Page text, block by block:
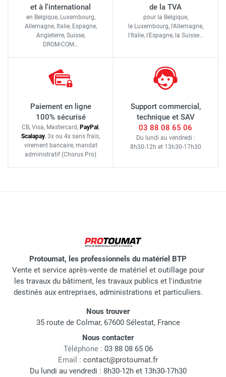
et à l'international
en Belgique, Luxembourg,
Allemagne, Italie, Espagne,
Angleterre, Suisse,
DROM-COM…
de la TVA
pour la Belgique,
le Luxembourg, l'Allemagne,
l'Italie, l'Espagne, la Suisse…
Paiement en ligne
100% sécurisé
CB, Visa, Mastercard, PayPal ,
Scalapay, 3x ou 4x sans frais,
virement bancaire, mandat
administratif (Chorus Pro)
Support commercial,
technique et SAV
03 88 08 65 06
Du lundi au vendredi :
8h30-12h et 13h30-17h30
Protoumat, les professionnels du matériel BTP
Vente et service après-vente de matériel et outillage pour
les travaux du bâtiment, les travaux publics et l'industrie
destinés aux entreprises, administrations et particuliers.
Nous trouver
35 route de Colmar, 67600 Sélestat, France
Nous contacter
Téléphone : 03 88 08 65 06
Email : contact@protoumat.fr
Du lundi au vendredi : 8h30-12h et 13h30-17h30